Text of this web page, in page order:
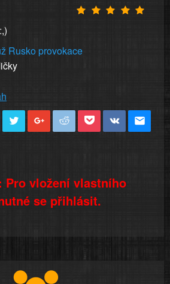
Ruskoprovokace
Pro vložení vlastního
se přihlásit.